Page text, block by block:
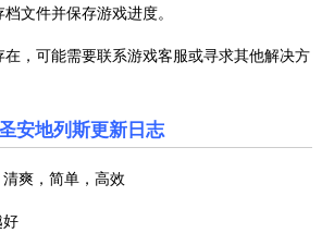
文件并保存游戏进度。
，可能需要联系游戏客服或寻求其他解决方
安地列斯更新日志
爽，简单，高效